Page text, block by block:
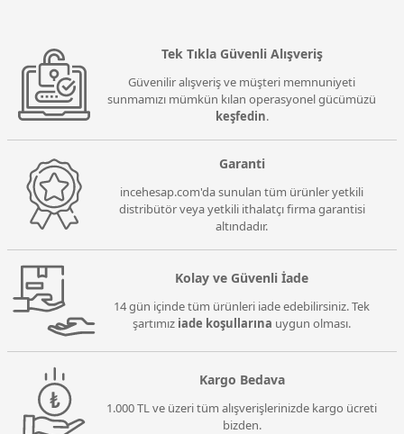
Tek Tıkla Güvenli Alışveriş
Güvenilir alışveriş ve müşteri memnuniyeti
sunmamızı mümkün kılan operasyonel gücümüzü
keşfedin.
Garanti
incehesap.com'da sunulan tüm ürünler yetkili
distribütör veya yetkili ithalatçı firma garantisi
altındadır.
Kolay ve Güvenli İade
14 gün içinde tüm ürünleri iade edebilirsiniz. Tek
şartımız iade koşullarına uygun olması.
Kargo Bedava
1.000 TL ve üzeri tüm alışverişlerinizde kargo ücreti
bizden.